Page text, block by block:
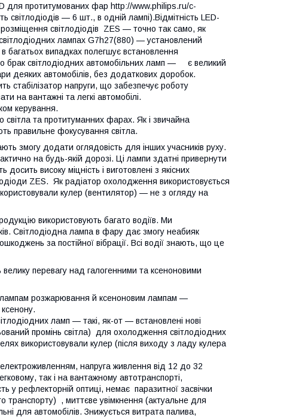
для протитумованих фар http://www.philips.ru/c-
світлодіодів — 6 шт., в одній лампі).Відмітність LED-
світлодіодів ZES — точно так само, як
лампах G7h27(880) — установлений
багатьох випадках полегшує встановлення
брак світлодіодних автомобільних ламп — є великий
деяких автомобілів, без додаткових доробок.
стабілізатор напруги, що забезпечує роботу
на вантажні та легкі автомобілі.
керування.
світла та протитуманних фарах. Як і звичайна
правильне фокусування світла.
змогу додати оглядовість для інших учасників руху.
на будь-якій дорозі. Ці лампи здатні привернути
високу міцність і виготовлені з якісних
ZES. Як радіатор охолодження використовується
кулер (вентилятор) — не з огляду на
використовують багато водіїв. Ми
Світлодіодна лампа в фару дає змогу неабияк
за постійної вібрації. Всі водії знають, що це
перевагу над галогенними та ксеноновими
лампам розжарювання й ксеноновим лампам —
ламп — такі, як-от — встановлені нові
промінь світла) для охолодження світлодіодних
використовували кулер (після виходу з ладу кулера
напруга живлення від 12 до 32
так і на вантажному автотранспорті,
у рефлекторній оптиці, немає паразитної засвічки
транспорту) , миттєве увімкнення (актуальне для
для автомобілів. Знижується витрата палива,